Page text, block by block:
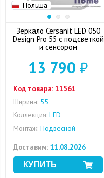
Польша
Зеркало Cersanit LED 050
Design Pro 55 с подсветкой
и сенсором
13 790 ₽
Код товара: 11561
Ширина: 55
Коллекция: LED
Монтаж: Подвесной
Доставим: 11.08.2026